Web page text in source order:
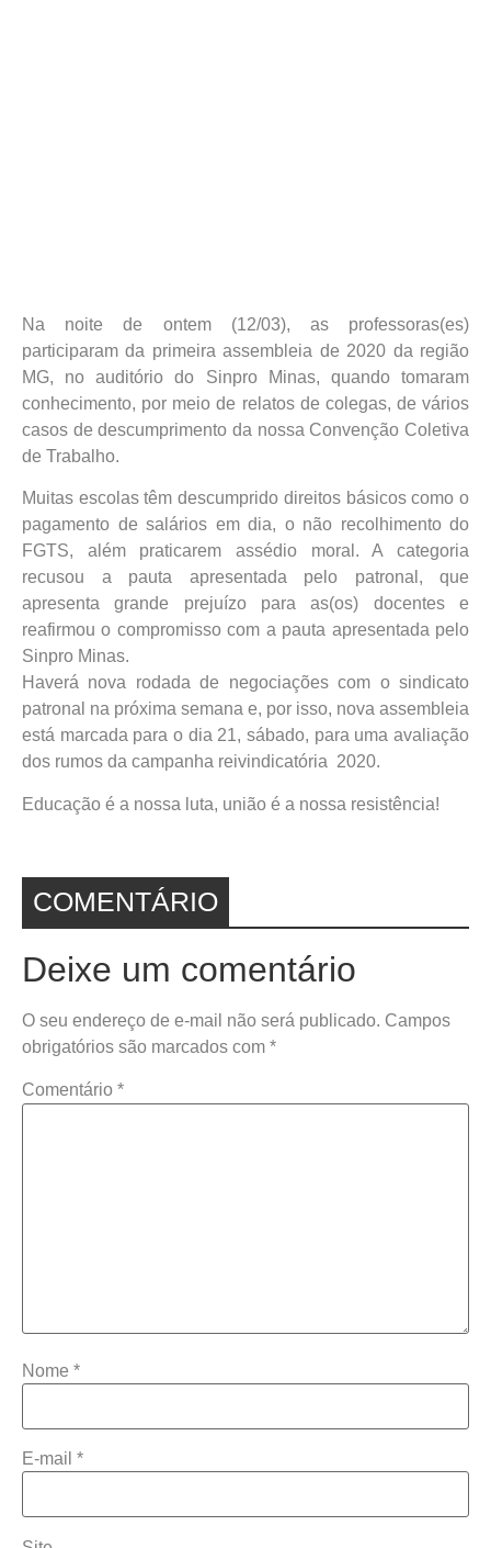
Na noite de ontem (12/03), as professoras(es)
participaram da primeira assembleia de 2020 da região
MG, no auditório do Sinpro Minas, quando tomaram
conhecimento, por meio de relatos de colegas, de vários
casos de descumprimento da nossa Convenção Coletiva
de Trabalho.
Muitas escolas têm descumprido direitos básicos como o
pagamento de salários em dia, o não recolhimento do
FGTS, além praticarem assédio moral. A categoria
recusou a pauta apresentada pelo patronal, que
apresenta grande prejuízo para as(os) docentes e
reafirmou o compromisso com a pauta apresentada pelo
Sinpro Minas.
Haverá nova rodada de negociações com o sindicato
patronal na próxima semana e, por isso, nova assembleia
está marcada para o dia 21, sábado, para uma avaliação
dos rumos da campanha reivindicatória 2020.
Educação é a nossa luta, união é a nossa resistência!
COMENTÁRIO
Deixe um comentário
O seu endereço de e-mail não será publicado. Campos
obrigatórios são marcados com *
Comentário *
Nome *
E-mail *